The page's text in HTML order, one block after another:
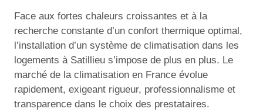
Face aux fortes chaleurs croissantes et à la
recherche constante d’un confort thermique optimal,
l’installation d’un système de climatisation dans les
logements à Satillieu s’impose de plus en plus. Le
marché de la climatisation en France évolue
rapidement, exigeant rigueur, professionnalisme et
transparence dans le choix des prestataires.